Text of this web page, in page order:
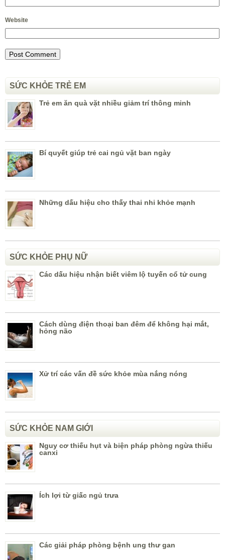
Website
SỨC KHỎE TRẺ EM
Trẻ em ăn quà vặt nhiều giảm trí thông minh
Bí quyết giúp trẻ cai ngủ vặt ban ngày
Những dấu hiệu cho thấy thai nhi khỏe mạnh
SỨC KHỎE PHỤ NỮ
Các dấu hiệu nhận biết viêm lộ tuyến cổ tử cung
Cách dùng điện thoại ban đêm để không hại mắt,
hỏng não
Xử trí các vấn đề sức khỏe mùa nắng nóng
SỨC KHỎE NAM GIỚI
Nguy cơ thiếu hụt và biện pháp phòng ngừa thiếu
canxi
Ích lợi từ giấc ngủ trưa
Các giải pháp phòng bệnh ung thư gan